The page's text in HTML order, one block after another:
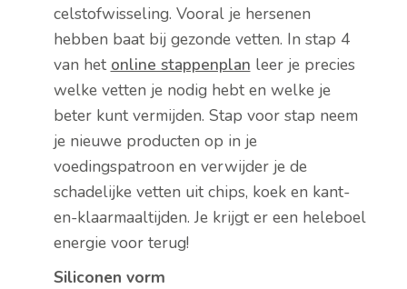
celstofwisseling. Vooral je hersenen
hebben baat bij gezonde vetten. In stap 4
van het online stappenplan leer je precies
welke vetten je nodig hebt en welke je
beter kunt vermijden. Stap voor stap neem
je nieuwe producten op in je
voedingspatroon en verwijder je de
schadelijke vetten uit chips, koek en kant-
en-klaarmaaltijden. Je krijgt er een heleboel
energie voor terug!
Siliconen vorm